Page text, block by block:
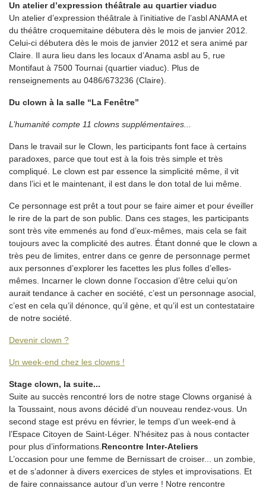
Un atelier d’expression théâtrale au quartier viaduc
Un atelier d’expression théâtrale à l’initiative de l’asbl ANAMA et
du théâtre croquemitaine débutera dès le mois de janvier 2012.
Celui-ci débutera dès le mois de janvier 2012 et sera animé par
Claire. Il aura lieu dans les locaux d’Anama asbl au 5, rue
Montifaut à 7500 Tournai (quartier viaduc). Plus de
renseignements au 0486/673236 (Claire).
Du clown à la salle “La Fenêtre”
L’humanité compte 11 clowns supplémentaires...
Dans le travail sur le Clown, les participants font face à certains
paradoxes, parce que tout est à la fois très simple et très
compliqué. Le clown est par essence la simplicité même, il vit
dans l’ici et le maintenant, il est dans le don total de lui même.
Ce personnage est prêt a tout pour se faire aimer et pour éveiller
le rire de la part de son public. Dans ces stages, les participants
sont très vite emmenés au fond d’eux-mêmes, mais cela se fait
toujours avec la complicité des autres. Étant donné que le clown a
très peu de limites, entrer dans ce genre de personnage permet
aux personnes d’explorer les facettes les plus folles d’elles-
mêmes. Incarner le clown donne l’occasion d’être celui qu’on
aurait tendance à cacher en société, c’est un personnage asocial,
c’est en cela qu’il dénonce, qu’il gène, et qu’il est un contestataire
de notre société.
Devenir clown ?
Un week-end chez les clowns !
Stage clown, la suite...
Suite au succès rencontré lors de notre stage Clowns organisé à
la Toussaint, nous avons décidé d’un nouveau rendez-vous. Un
second stage est prévu en février, le temps d’un week-end à
l’Espace Citoyen de Saint-Léger. N’hésitez pas à nous contacter
pour plus d’informations. Rencontre Inter-Ateliers
L’occasion pour une femme de Bernissart de croiser... un zombie,
et de s’adonner à divers exercices de styles et improvisations. Et
de faire connaissance autour d’un verre ! Notre rencontre